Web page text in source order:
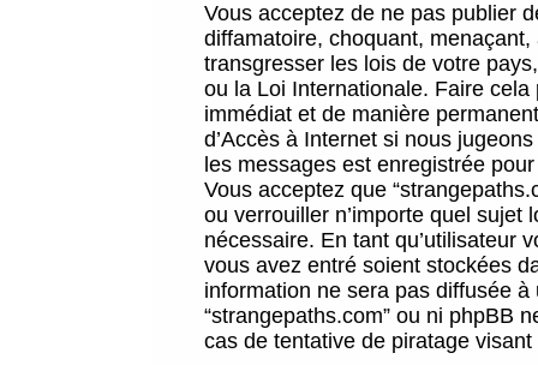
Vous acceptez de ne pas publier
diffamatoire, choquant,
transgresser les lois de votre
ou la Loi Internationale. Faire
immédiat et de manière
d’Accès à Internet si nous
les messages est enregistrée
Vous acceptez que
ou verrouiller n’importe quel sujet
nécessaire. En tant qu’utilisateur
vous avez entré soient stockées
information ne sera pas diffusée
“strangepaths.com” ou ni phpBB
cas de tentative de piratage